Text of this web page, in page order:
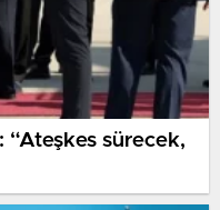
“Ateşkes sürecek,